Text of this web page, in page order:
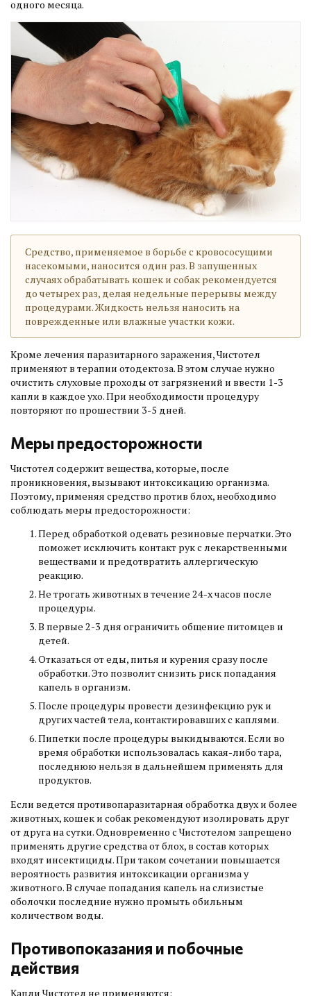
одного месяца.
Средство, применяемое в борьбе с кровососущими
насекомыми, наносится один раз. В запущенных
случаях обрабатывать кошек и собак рекомендуется
до четырех раз, делая недельные перерывы между
процедурами. Жидкость нельзя наносить на
поврежденные или влажные участки кожи.
Кроме лечения паразитарного заражения, Чистотел
применяют в терапии отодектоза. В этом случае нужно
очистить слуховые проходы от загрязнений и ввести 1-3
капли в каждое ухо. При необходимости процедуру
повторяют по прошествии 3-5 дней.
Меры предосторожности
Чистотел содержит вещества, которые, после
проникновения, вызывают интоксикацию организма.
Поэтому, применяя средство против блох, необходимо
соблюдать меры предосторожности:
Перед обработкой одевать резиновые перчатки. Это
поможет исключить контакт рук с лекарственными
веществами и предотвратить аллергическую
реакцию.
Не трогать животных в течение 24-х часов после
процедуры.
В первые 2-3 дня ограничить общение питомцев и
детей.
Отказаться от еды, питья и курения сразу после
обработки. Это позволит снизить риск попадания
капель в организм.
После процедуры провести дезинфекцию рук и
других частей тела, контактировавших с каплями.
Пипетки после процедуры выкидываются. Если во
время обработки использовалась какая-либо тара,
последнюю нельзя в дальнейшем применять для
продуктов.
Если ведется противопаразитарная обработка двух и более
животных, кошек и собак рекомендуют изолировать друг
от друга на сутки. Одновременно с Чистотелом запрещено
применять другие средства от блох, в состав которых
входят инсектициды. При таком сочетании повышается
вероятность развития интоксикации организма у
животного. В случае попадания капель на слизистые
оболочки последние нужно промыть обильным
количеством воды.
Противопоказания и побочные
действия
Капли Чистотел не применяются: